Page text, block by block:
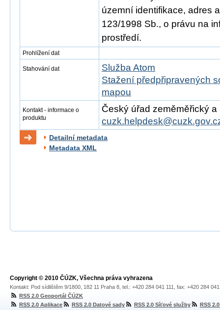
územní identifikace, adres
123/1998 Sb., o právu na
prostředí.
Prohlížení dat
Stahování dat
Služba Atom
Stažení předpřipravených
mapou
Kontakt - informace o
produktu
Český úřad zeměměřický
Detailní metadata
Metadata XML
Copyright © 2010 ČÚZK, Všechna práva vyhrazena
Kontakt: Pod sídlištěm 9/1800, 182 11 Praha 8, tel.: +420 284 041 111, fax: +420 284
RSS 2.0 Geoportál ČÚZK
RSS 2.0 Aplikace
RSS 2.0 Datové sady RSS 2.0 Síťové služby RSS